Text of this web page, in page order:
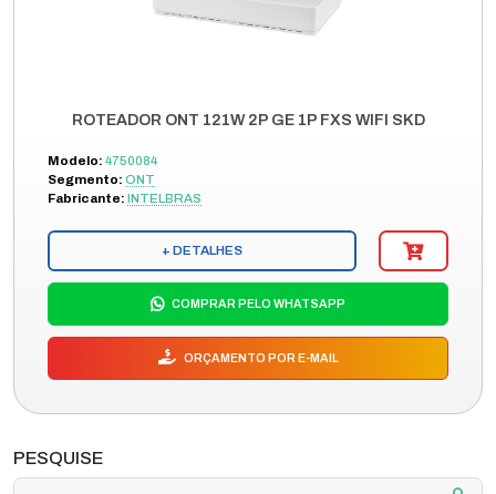
PESQUISE
ROTEADOR ONT 121W 2P GE 1P FXS WIFI SKD
Modelo: 4750084
Segmento: ONT
Fabricante: INTELBRAS
+ DETALHES
COMPRAR PELO WHATSAPP
ORÇAMENTO POR E-MAIL